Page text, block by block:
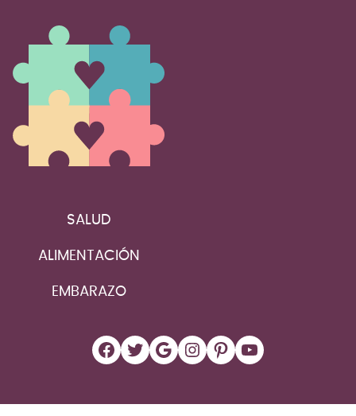
SALUD
ALIMENTACIÓN
EMBARAZO
Facebook
Twitter
Google
Instagram
Pinterest
YouTube